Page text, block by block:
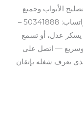
أكثر من 20 سنة في تصليح الأبواب وجميع
الاتصال والواتساب: 50341888 –
ما يسكر عدل، أو تسمع
— اتصل على
يعرف شغله بإتقان